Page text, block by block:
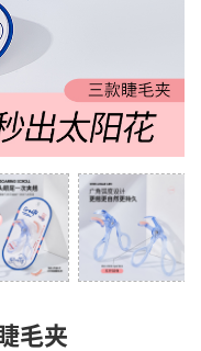
毛夹